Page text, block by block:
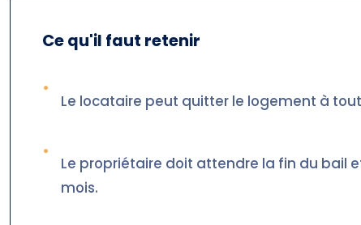
Ce qu'il faut retenir
•
Le locataire peut quitter le logement à
•
Le propriétaire doit attendre la fin du bail
mois.